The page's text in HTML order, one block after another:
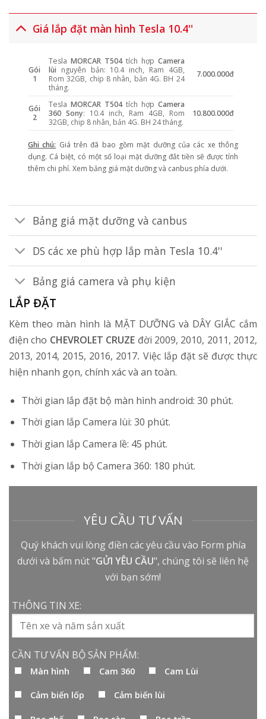
Giá lắp đặt màn hình Tesla 10.4''
Gói
1
Tesla MORCAR T504tích hợp Camera
lùi nguyên bản: 10.4 inch, Ram 4GB,
Rom 32GB, chip 8 nhân, bản 4G. BH 24
tháng.
7.000.000đ
Gói
2
Tesla MORCAR T504tích hợp Camera
360 Sony: 10.4 inch, Ram 4GB, Rom
32GB, chip 8 nhân, bản 4G. BH 24 tháng.
10.800.000đ
Ghi chú: Giá trên đã bao gồm mặt dưỡng của các xe thông
dụng. Cá biệt, có một số loại mặt dưỡng đắt tiền sẽ được tính
thêm chi phí. Xem bảng giá mặt dưỡng và canbus phía dưới.
Bảng giá mặt dưỡng và canbus
DS các xe phù hợp lắp màn Tesla 10.4''
Bảng giá camera và phụ kiện
LẮP ĐẶT
Kèm theo màn hình là MẶT DƯỠNG và DÂY GIẮC cắm
điện cho CHEVROLET CRUZE đời 2009, 2010, 2011, 2012,
2013, 2014, 2015, 2016, 2017. Việc lắp đặt sẽ được thực
hiện nhanh gọn, chính xác và an toàn.
Thời gian lắp đặt bộ màn hình android: 30 phút.
Thời gian lắp Camera lùi: 30 phút.
Thời gian lắp Camera lề: 45 phút.
Thời gian lắp bộ Camera 360: 180 phút.
YÊU CẦU TƯ VẤN
Quý khách vui lòng điền các yêu cầu vào Form phía
dưới và bấm nút "GỬI YÊU CẦU", chúng tôi sẽ liên hệ
với bạn sớm!
THÔNG TIN XE:
CẦN TƯ VẤN BỘ SẢN PHẨM:
Màn hình Cam 360 Cam Lùi
Cảm biến lốp Cảm biến lùi